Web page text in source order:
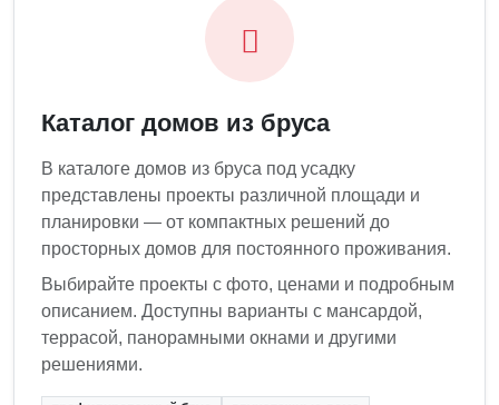
Каталог домов из бруса
В каталоге домов из бруса под усадку
представлены проекты различной площади и
планировки — от компактных решений до
просторных домов для постоянного проживания.
Выбирайте проекты с фото, ценами и подробным
описанием. Доступны варианты с мансардой,
террасой, панорамными окнами и другими
решениями.